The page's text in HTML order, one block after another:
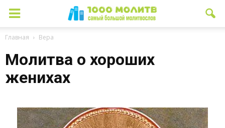
Главная Вера
Молитва о хороших
женихах